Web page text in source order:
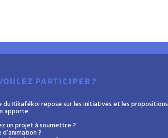
participer ?
du Kikafékoi repose sur les initiatives et les propositions
apporte
un projet à soumettre ?
?